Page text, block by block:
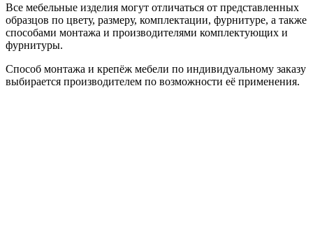
Все мебельные изделия могут отличаться от представленных
образцов по цвету, размеру, комплектации, фурнитуре, а также
способами монтажа и производителями комплектующих и
фурнитуры.
Способ монтажа и крепёж мебели по индивидуальному заказу
выбирается производителем по возможности её применения.